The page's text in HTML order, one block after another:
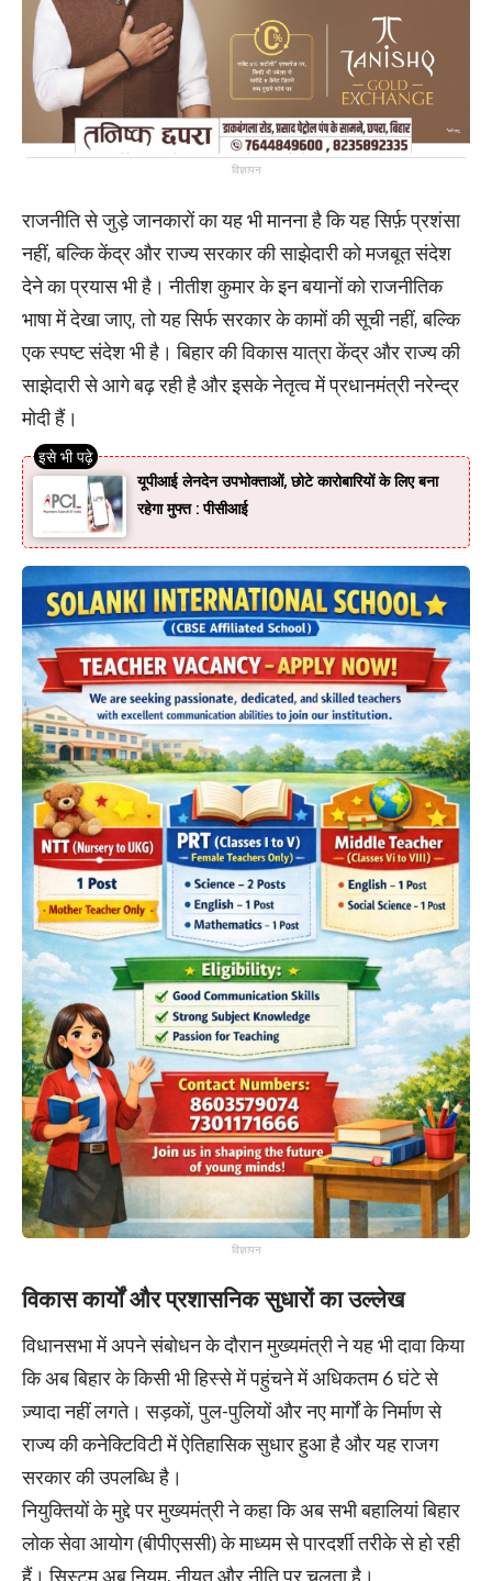
विज्ञापन
राजनीति से जुड़े जानकारों का यह भी मानना है कि यह सिर्फ़ प्रशंसा
नहीं, बल्कि केंद्र और राज्य सरकार की साझेदारी को मजबूत संदेश
देने का प्रयास भी है। नीतीश कुमार के इन बयानों को राजनीतिक
भाषा में देखा जाए, तो यह सिर्फ सरकार के कामों की सूची नहीं, बल्कि
एक स्पष्ट संदेश भी है। बिहार की विकास यात्रा केंद्र और राज्य की
साझेदारी से आगे बढ़ रही है और इसके नेतृत्व में प्रधानमंत्री नरेन्द्र
मोदी हैं।
यूपीआई लेनदेन उपभोक्ताओं, छोटे कारोबारियों के लिए बना
रहेगा मुफ्त : पीसीआई
विज्ञापन
विकास कार्यों और प्रशासनिक सुधारों का उल्लेख
विधानसभा में अपने संबोधन के दौरान मुख्यमंत्री ने यह भी दावा किया
कि अब बिहार के किसी भी हिस्से में पहुंचने में अधिकतम 6 घंटे से
ज़्यादा नहीं लगते। सड़कों, पुल-पुलियों और नए मार्गों के निर्माण से
राज्य की कनेक्टिविटी में ऐतिहासिक सुधार हुआ है और यह राजग
सरकार की उपलब्धि है।
नियुक्तियों के मुद्दे पर मुख्यमंत्री ने कहा कि अब सभी बहालियां बिहार
लोक सेवा आयोग (बीपीएससी) के माध्यम से पारदर्शी तरीके से हो रही
हैं। सिस्टम अब नियम, नीयत और नीति पर चलता है।